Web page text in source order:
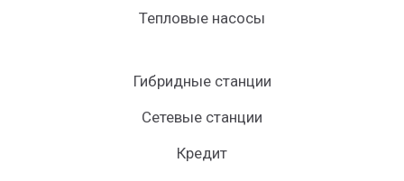
Тепловые насосы
Гибридные станции
Сетевые станции
Кредит